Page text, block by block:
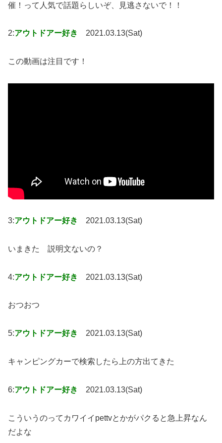
催！って人気で話題らしいぞ、見逃さないで！！
2:アウトドアー好き 2021.03.13(Sat)
この動画は注目です！
3:アウトドアー好き 2021.03.13(Sat)
いまきた 説明文ないの？
4:アウトドアー好き 2021.03.13(Sat)
おつおつ
5:アウトドアー好き 2021.03.13(Sat)
キャンピングカーで検索したら上の方出てきた
6:アウトドアー好き 2021.03.13(Sat)
こういうのってカワイイpettvとかがパクると急上昇なん
だよな